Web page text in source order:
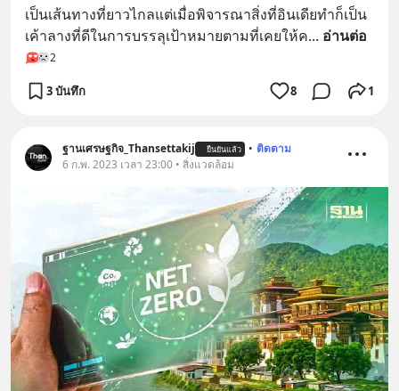
เป็นเส้นทางที่ยาวไกลแต่เมื่อพิจารณาสิ่งที่อินเดียทำก็เป็น
เค้าลางที่ดีในการบรรลุเป้าหมายตามที่เคยให้ค... อ่านต่อ
2
3 บันทึก 8 1
ฐานเศรษฐกิจ_Thansettakij ยืนยันแล้ว • ติดตาม
6 ก.พ. 2023 เวลา 23:00 • สิ่งแวดล้อม